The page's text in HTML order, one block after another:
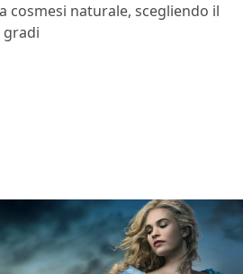
cosmesi naturale, scegliendo il
gradi